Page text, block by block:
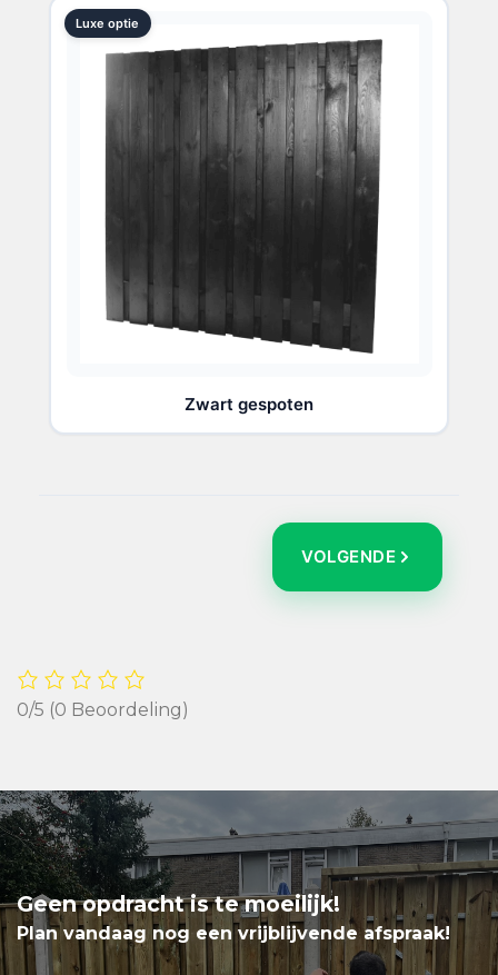
Luxe optie
Zwart gespoten
VOLGENDE
0/5 (0 Beoordeling)
Geen opdracht is te moeilijk!
Plan vandaag nog een vrijblijvende afspraak!